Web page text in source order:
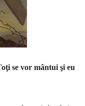
se vor mântui şi eu